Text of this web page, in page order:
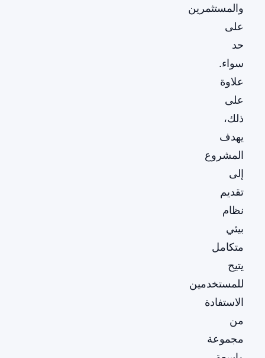
والمستثمرين
على
حد
سواء.
علاوة
على
ذلك،
يهدف
المشروع
إلى
تقديم
نظام
بيئي
متكامل
يتيح
للمستخدمين
الاستفادة
من
مجموعة